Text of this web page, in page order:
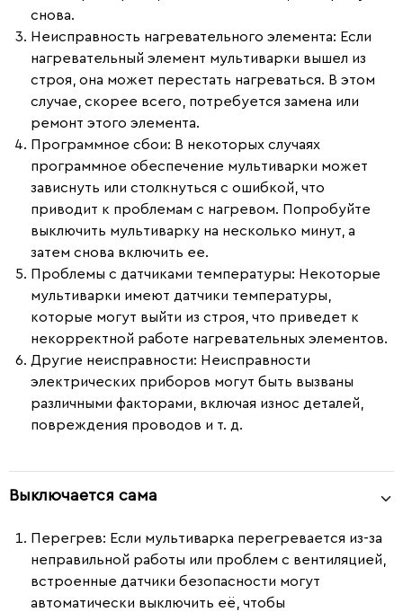
снова.
Неисправность нагревательного элемента: Если
нагревательный элемент мультиварки вышел из
строя, она может перестать нагреваться. В этом
случае, скорее всего, потребуется замена или
ремонт этого элемента.
Программное сбои: В некоторых случаях
программное обеспечение мультиварки может
зависнуть или столкнуться с ошибкой, что
приводит к проблемам с нагревом. Попробуйте
выключить мультиварку на несколько минут, а
затем снова включить ее.
Проблемы с датчиками температуры: Некоторые
мультиварки имеют датчики температуры,
которые могут выйти из строя, что приведет к
некорректной работе нагревательных элементов.
Другие неисправности: Неисправности
электрических приборов могут быть вызваны
различными факторами, включая износ деталей,
повреждения проводов и т. д.
Выключается сама
Перегрев: Если мультиварка перегревается из-за
неправильной работы или проблем с вентиляцией,
встроенные датчики безопасности могут
автоматически выключить её, чтобы